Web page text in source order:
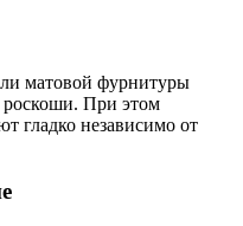
матовой фурнитуры
роскоши. При этом
гладко независимо от